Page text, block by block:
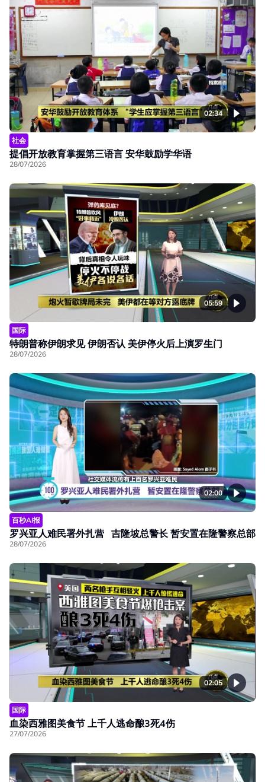
02:34
社会
提倡开放教育掌握第三语言 安华鼓励学华语
28/07/2026
05:59
国际
特朗普称伊朗求见 伊朗否认 美伊停火后上演罗生门
28/07/2026
02:00
百秒AI报
罗兴亚人难民署外扎营 吉隆坡总警长 暂安置在隆警察总部
28/07/2026
02:05
国际
血染西雅图美食节 上千人逃命酿3死4伤
27/07/2026